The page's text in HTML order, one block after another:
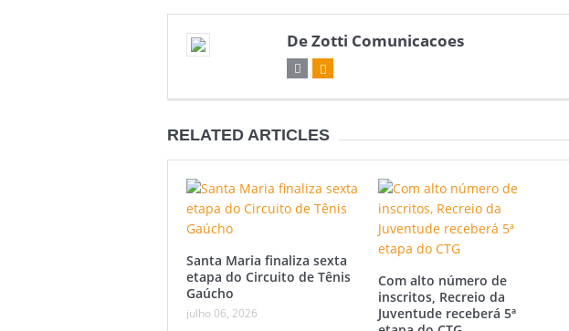
De Zotti Comunicacoes
RELATED ARTICLES
Santa Maria finaliza sexta
etapa do Circuito de Tênis
Gaúcho
julho 06, 2026
Com alto número de
inscritos, Recreio da
Juventude receberá 5ª